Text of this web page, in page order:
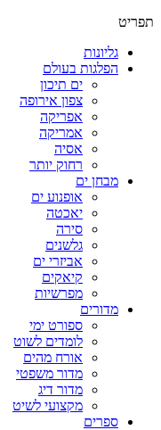
תפריט
גליונות
הפלגות בעולם
ים תיכון
צפון אירופה
אפריקה
אמריקה
אסיה
רחוק יותר
מבחן ים
אופנוע ים
יאכטה
סירה
גלשנים
אביזרי ים
קיאקים
מפרשיות
מדורים
ספורט ימי
לומדים לשוט
אורח מהים
מדור משפטי
מדור דיג
מקצועי לשיט
ספרים